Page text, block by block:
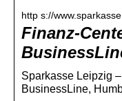
http s://
Finanz-
Sparkasse Leipzig
BusinessLine,